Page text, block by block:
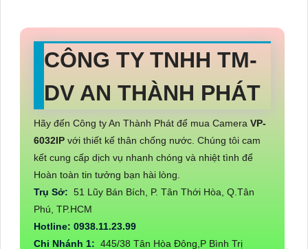
CÔNG TY TNHH TM-
DV AN THÀNH PHÁT
Hãy đến Công ty An Thành Phát để mua Camera VP-
6032IP với thiết kế thân chống nước. Chúng tôi cam
kết cung cấp dịch vụ nhanh chóng và nhiệt tình để
Hoàn toàn tin tưởng bạn hài lòng.
Trụ Sở: 51 Lũy Bán Bích, P. Tân Thới Hòa, Q.Tân
Phú, TP.HCM
Hotline: 0938.11.23.99
Chi Nhánh 1: 445/38 Tân Hòa Đông,P Bình Trị